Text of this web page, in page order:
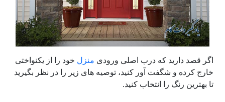
اگر قصد دارید که درب اصلی ورودی منزل خود را از یکنواختی
خارج کرده و شگفت آور کنید، توصیه های زیر را در نظر بگیرید
تا بهترین رنگ را انتخاب کنید.